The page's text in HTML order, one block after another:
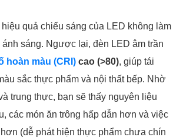
quả chiếu sáng của LED không làm
sáng. Ngược lại, đèn LED âm trần
hoàn màu (CRI) cao (>80), giúp tái
sắc thực phẩm và nội thất bếp. Nhờ
trung thực, bạn sẽ thấy nguyên liệu
các món ăn trông hấp dẫn hơn và việc
(dễ phát hiện thực phẩm chưa chín